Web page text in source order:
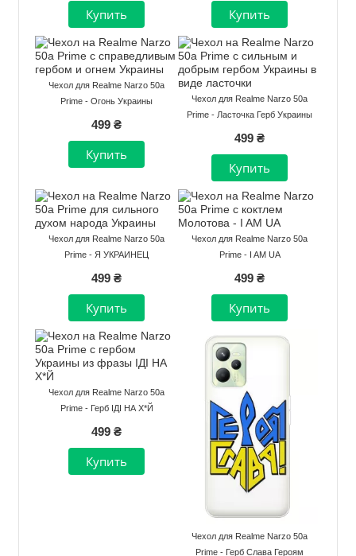
Чехол для Realme Narzo 50a
Prime - Огонь Украины
499 ₴
Чехол для Realme Narzo 50a
Prime - Ласточка Герб Украины
499 ₴
Чехол для Realme Narzo 50a
Prime - Я УКРАИНЕЦ
499 ₴
Чехол для Realme Narzo 50a
Prime - I AM UA
499 ₴
Чехол для Realme Narzo 50a
Prime - Герб ІДІ НА Х*Й
499 ₴
Чехол для Realme Narzo 50a
Prime - Герб Слава Героям